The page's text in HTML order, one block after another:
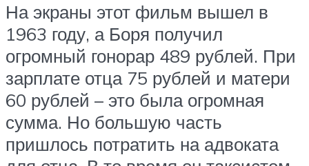
На экраны этот фильм вышел в
1963 году, а Боря получил
огромный гонорар 489 рублей. При
зарплате отца 75 рублей и матери
60 рублей – это была огромная
сумма. Но большую часть
пришлось потратить на адвоката